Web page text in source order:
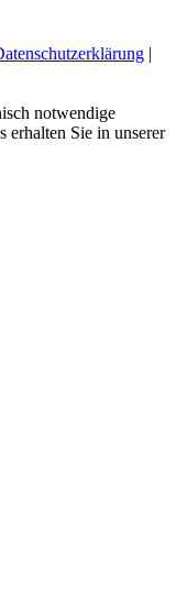
|
notwendige
erhalten Sie in unserer